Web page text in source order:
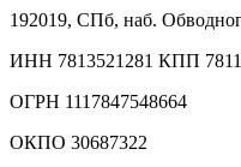
192019, СПб, наб.
ИНН 7813521281 КПП
ОГРН 1117847548664
ОКПО 30687322